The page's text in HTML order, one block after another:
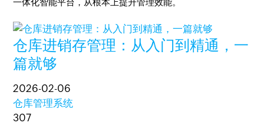
一体化智能平台，从根本上提升管理效能。
仓库进销存管理：从入门到精通，一
篇就够
2026-02-06
仓库管理系统
307